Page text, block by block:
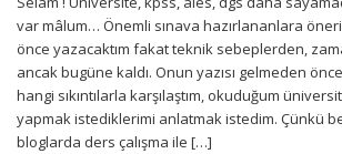
var mâlum… Önemli sınava hazırlananlara
önce yazacaktım fakat teknik sebeplerden,
ancak bugüne kaldı. Onun yazısı gelmeden
hangi sıkıntılarla karşılaştım, okuduğum
yapmak istediklerimi anlatmak istedim. Çünkü
bloglarda ders çalışma ile […]